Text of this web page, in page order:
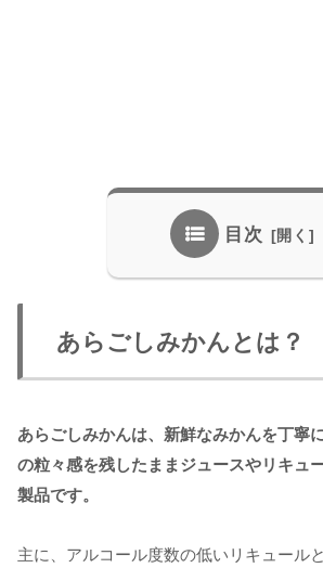
目次
あらごしみかんとは？
あらごしみかんは、新鮮なみかんを丁寧
の粒々感を残したままジュースやリキュ
製品です。
主に、アルコール度数の低いリキュール